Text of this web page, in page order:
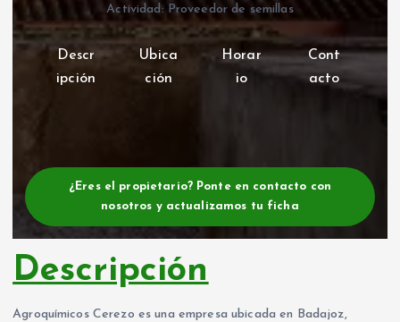
Actividad: Proveedor de semillas
Descr
ipción
Ubica
ción
Horar
io
Cont
acto
¿Eres el propietario? Ponte en contacto con
nosotros y actualizamos tu ficha
Descripción
Agroquímicos Cerezo es una empresa ubicada en Badajoz,